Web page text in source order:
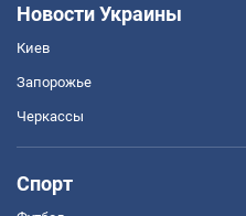
Новости Украины
Киев
Запорожье
Черкассы
Спорт